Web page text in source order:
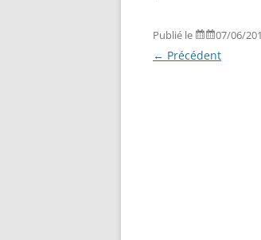
Publié le 07/06/
← Précédent